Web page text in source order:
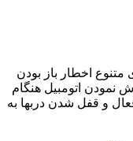
اخطار باز بودن
نمودن اتومبیل هنگام
و قفل شدن دربها به